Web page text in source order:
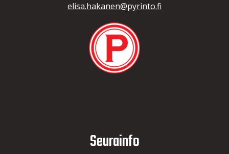
elisa.hakanen@pyrinto.fi
Seurainfo